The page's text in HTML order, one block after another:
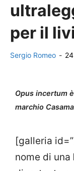
per il
Sergio Romeo -
Opus incertum
marchio
[galleria
nome di una